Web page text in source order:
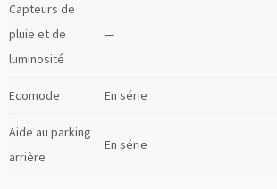
Capteurs de
pluie et de
luminosité
—
Ecomode En série
Aide au parking
arrière
En série